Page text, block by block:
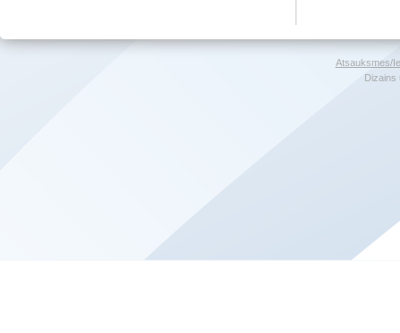
Atsauksmes/
Dizains